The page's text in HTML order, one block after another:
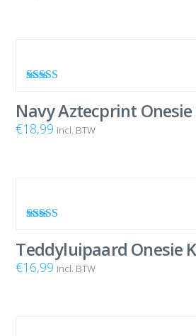
5.00
uit 5
Navy Aztecprint
€18,99 incl. BTW
4.00
uit 5
Teddyluipaard Onesie
€16,99 incl. BTW